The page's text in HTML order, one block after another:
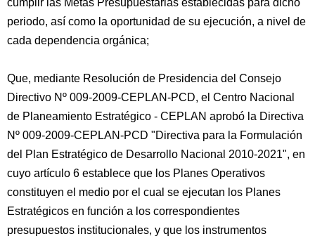
cumplir las Metas Presupuestarias establecidas para dicho
periodo, así como la oportunidad de su ejecución, a nivel de
cada dependencia orgánica;
Que, mediante Resolución de Presidencia del Consejo
Directivo Nº 009-2009-CEPLAN-PCD, el Centro Nacional
de Planeamiento Estratégico - CEPLAN aprobó la Directiva
Nº 009-2009-CEPLAN-PCD "Directiva para la Formulación
del Plan Estratégico de Desarrollo Nacional 2010-2021", en
cuyo artículo 6 establece que los Planes Operativos
constituyen el medio por el cual se ejecutan los Planes
Estratégicos en función a los correspondientes
presupuestos institucionales, y que los instrumentos